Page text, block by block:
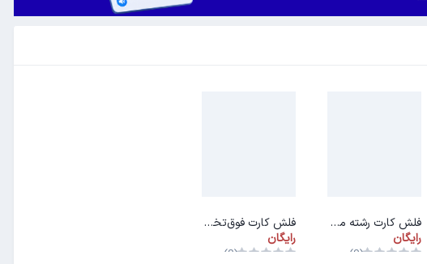
فلش کارت رشته مهندسی اپتیک و لیزر
رایگان
(0)
فلش کارت فوق‌تخصص‌ها (فلوشیپ)
رایگان
(0)